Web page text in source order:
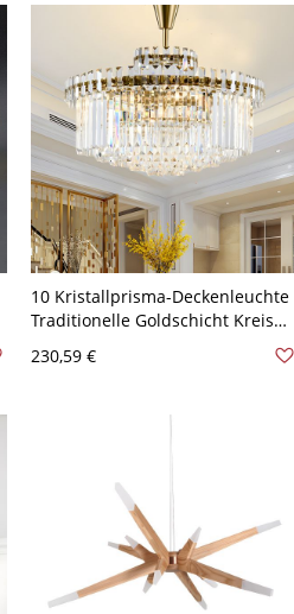
10 Kristallprisma-Deckenleuchte
Traditionelle Goldschicht Kreis
Beleuchtung
230,59 €